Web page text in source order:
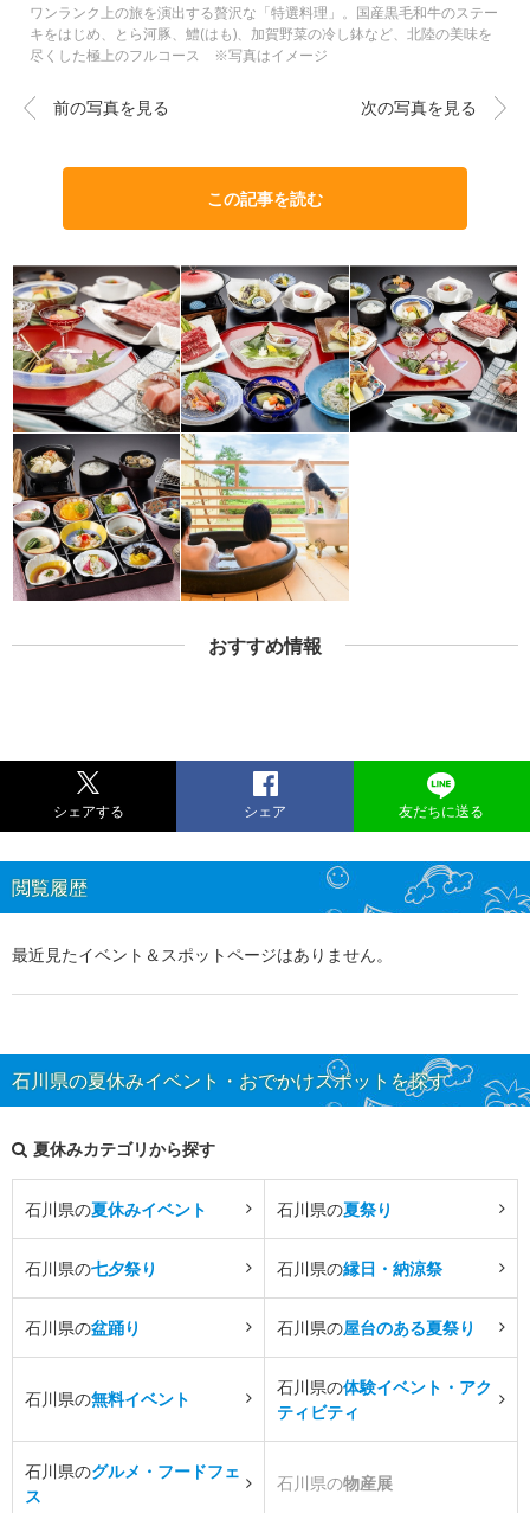
ワンランク上の旅を演出する贅沢な「特選料理」。国産黒毛和牛のステー
キをはじめ、とら河豚、鱧(はも)、加賀野菜の冷し鉢など、北陸の美味を
尽くした極上のフルコース ※写真はイメージ
前の写真を見る 次の写真を見る
この記事を読む
おすすめ情報
シェアする シェア 友だちに送る
閲覧履歴
最近見たイベント＆スポットページはありません。
石川県の夏休みイベント・おでかけスポットを探す
夏休みカテゴリから探す
石川県の夏休みイベント 石川県の夏祭り
石川県の七夕祭り 石川県の縁日・納涼祭
石川県の盆踊り 石川県の屋台のある夏祭り
石川県の無料イベント
石川県の体験イベント・アク
ティビティ
石川県のグルメ・フードフェ
ス
石川県の物産展